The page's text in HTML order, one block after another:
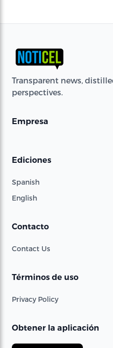
Transparent news,
perspectives.
Empresa
Ediciones
Spanish
English
Contacto
Contact Us
Términos de uso
Privacy Policy
Obtener la aplicación